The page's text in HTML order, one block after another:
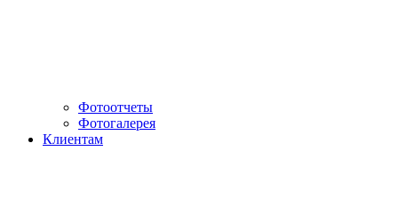
Фотоотчеты
Фотогалерея
Клиентам